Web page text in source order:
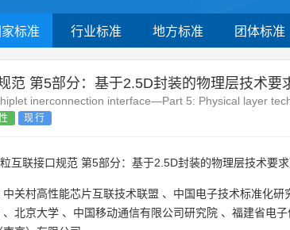
标准 行业标准 地方标准 团体标准
范 第5部分：基于2.5D封装的物理层技术要
inerconnection interface—Part 5: Physical layer
现行
互联接口规范 第5部分：基于2.5D封装的物理层技术要
中关村高性能芯片互联技术联盟 、 中国电子技术标准化研
、 北京大学 、 中国移动通信有限公司研究院 、 福建省电